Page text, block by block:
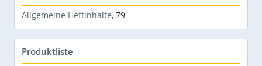
Allgemeine Heftinhalte, 79
Produktliste